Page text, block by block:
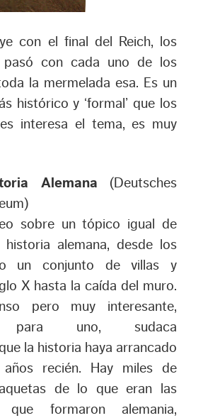
con el final del Reich, los
con cada uno de los
la mermelada esa. Es un
histórico y ‘formal’ que los
interesa el tema, es muy
Alemana (Deutsches
sobre un tópico igual de
alemana, desde los
un conjunto de villas y
X hasta la caída del muro.
pero muy interesante,
para uno, sudaca
la historia haya arrancado
recién. Hay miles de
de lo que eran las
que formaron alemania,